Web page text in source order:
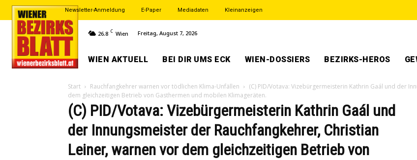
Newsletter-Anmeldung E-Paper Mediadaten Kleinanzeigen
26.8 C Wien Freitag, August 7, 2026
WIEN AKTUELL BEI DIR UMS ECK WIEN-DOSSIERS BEZIRKS-HEROS
Start Rauchfangkehrer warnen vor tödlichen Klima-Unfällen
(C) PID/Votava: Vizebürgermeisterin Kathrin Gaál und der
dem gleichzeitigen Betrieb von Gasthermen und mobilen Klimageräten.
(C) PID/Votava: Vizebürgermeisterin Kathrin Gaál und
der Innungsmeister der Rauchfangkehrer, Christian
Leiner, warnen vor dem gleichzeitigen Betrieb von